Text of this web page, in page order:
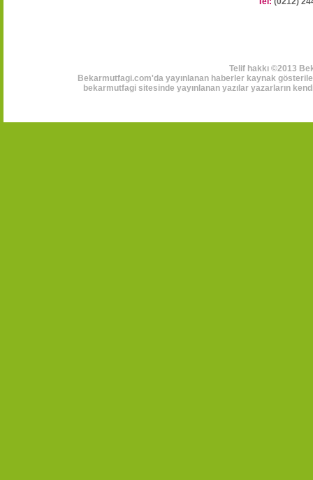
Telif hakkı ©2013
Bekarmutfagi.com'da yayınlanan haberler kaynak
bekarmutfagi sitesinde yayınlanan yazılar yazarların